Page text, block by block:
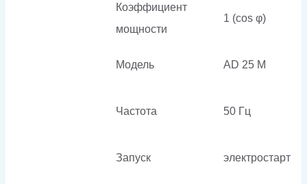
Коэффициент
мощности
1 (cos φ)
Модель AD 25 M
Частота 50 Гц
Запуск электростарт